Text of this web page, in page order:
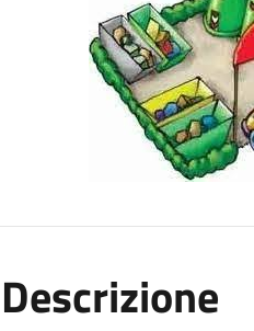
Descrizione